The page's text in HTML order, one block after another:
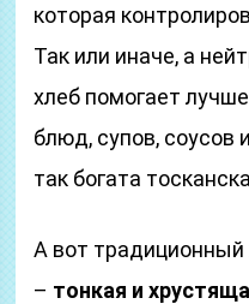
которая
Так или иначе, а
хлеб помогает
блюд, супов, соусов
так богата
А вот
– тонкая и